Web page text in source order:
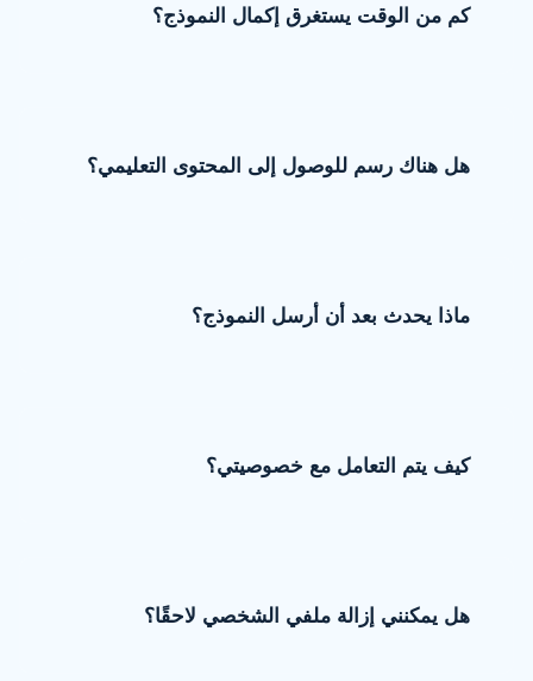
كم من الوقت يستغرق إكمال النموذج؟
هل هناك رسم للوصول إلى المحتوى التعليمي؟
ماذا يحدث بعد أن أرسل النموذج؟
كيف يتم التعامل مع خصوصيتي؟
هل يمكنني إزالة ملفي الشخصي لاحقًا؟